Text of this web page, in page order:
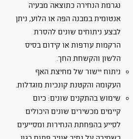
נגרמת הנחירה כתוצאה מבעיה
אנטומית במבנה הפה או הלוע, ניתן
לבצע ניתוחים שונים להסרת
הרקמות עודפות או קידום בסיס
הלשון והקשחת החך.
ניתוח יישור של מחיצת האף
העקומה והקטנת קונכיות מוגדלות.
שימוש בהתקנים שונים: כיום
קיימים מכשירים שונים היכולים
לסייע בהפחתת הנחירות ומסייעים